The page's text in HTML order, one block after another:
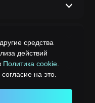
средства
действий
Политика cookie
на это.